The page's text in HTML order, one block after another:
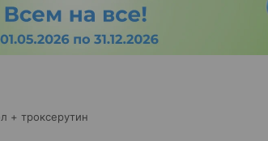
+ троксерутин